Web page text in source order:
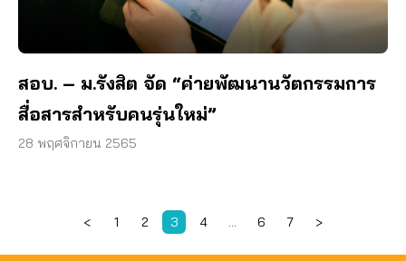
สอบ. – ม.รังสิต จัด “ค่ายพัฒนานวัตกรรมการ
สื่อสารสำหรับคนรุ่นใหม่”
28 พฤศจิกายน 2565
< 1 2 3 4 … 6 7 >